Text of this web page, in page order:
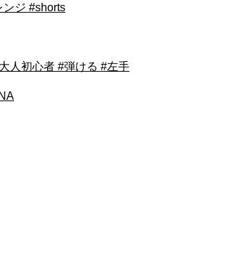
ジ #shorts
初心者 #弾ける #左手